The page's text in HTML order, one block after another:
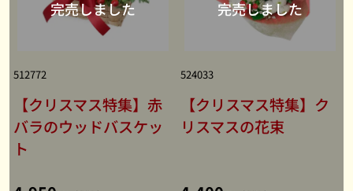
512772
【クリスマス特集】赤
バラのウッドバスケッ
ト
524033
【クリスマス特集】ク
リスマスの花束